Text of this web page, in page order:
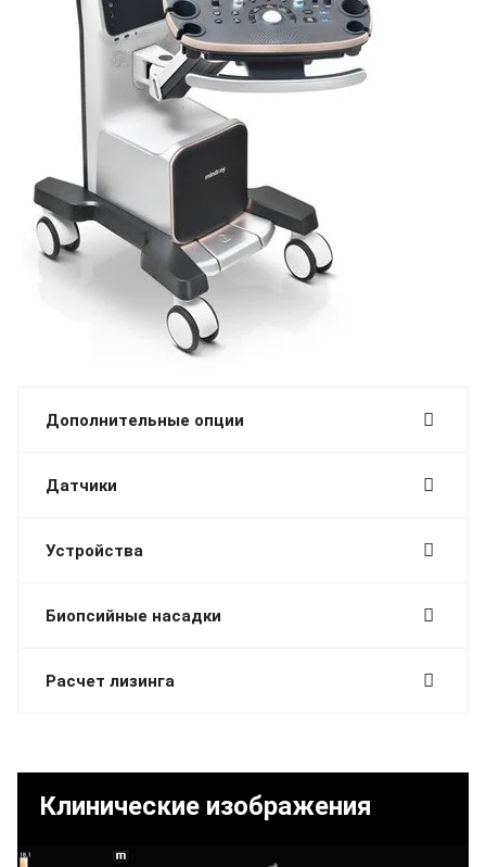
Дополнительные опции
Датчики
Устройства
Биопсийные насадки
Расчет лизинга
Клинические изображения